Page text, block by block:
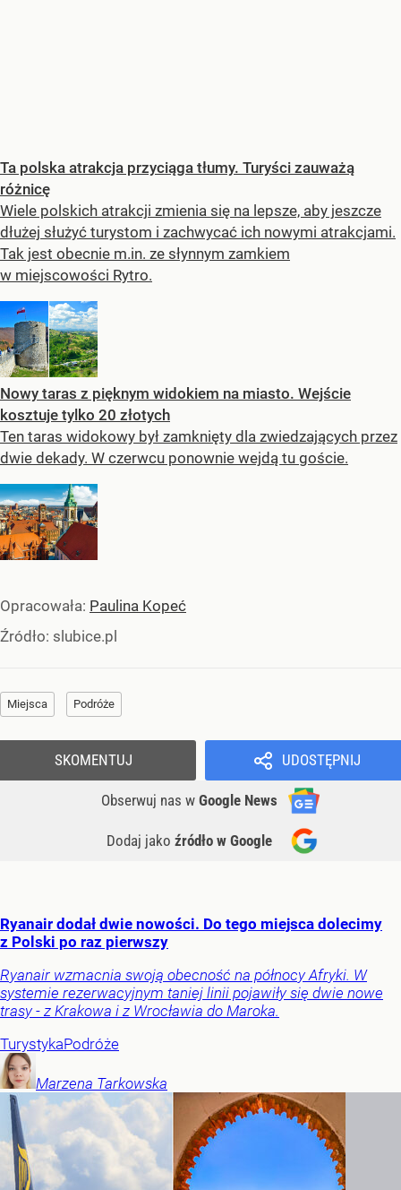
Ta polska atrakcja przyciąga tłumy. Turyści zauważą
różnicę
Wiele polskich atrakcji zmienia się na lepsze, aby jeszcze
dłużej służyć turystom i zachwycać ich nowymi atrakcjami.
Tak jest obecnie m.in. ze słynnym zamkiem
w miejscowości Rytro.
Nowy taras z pięknym widokiem na miasto. Wejście
kosztuje tylko 20 złotych
Ten taras widokowy był zamknięty dla zwiedzających przez
dwie dekady. W czerwcu ponownie wejdą tu goście.
Opracowała: Paulina Kopeć
Źródło: slubice.pl
Miejsca Podróże
UDOSTĘPNIJ
Obserwuj nas w Google News
Dodaj jako źródło w Google
SKOMENTUJ
Ryanair dodał dwie nowości. Do tego miejsca dolecimy
z Polski po raz pierwszy
Ryanair wzmacnia swoją obecność na północy Afryki. W
systemie rezerwacyjnym taniej linii pojawiły się dwie nowe
trasy - z Krakowa i z Wrocławia do Maroka.
TurystykaPodróże
Marzena Tarkowska